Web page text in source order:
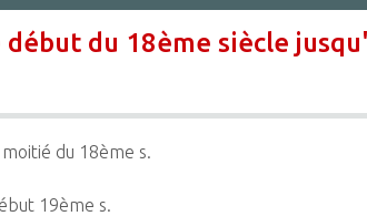
du 18ème siècle
du 18ème s.
19ème s.